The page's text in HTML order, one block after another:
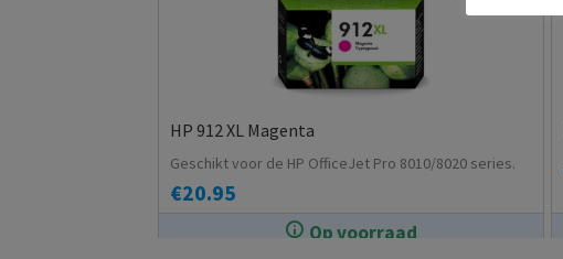
Op voorraad
HP 912 XL Magenta
€20.95
Geschikt voor de HP OfficeJet Pro 8010/8020 series.